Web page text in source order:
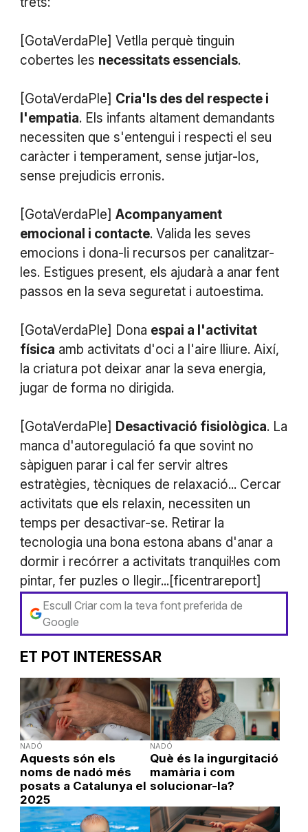
[GotaVerdaPle] Vetlla perquè tinguin
cobertes les necessitats essencials.
[GotaVerdaPle] Cria'ls des del respecte i
l'empatia. Els infants altament demandants
necessiten que s'entengui i respecti el seu
caràcter i temperament, sense jutjar-los,
sense prejudicis erronis.
[GotaVerdaPle] Acompanyament
emocional i contacte. Valida les seves
emocions i dona-li recursos per canalitzar-
les. Estigues present, els ajudarà a anar fent
passos en la seva seguretat i autoestima.
[GotaVerdaPle] Dona espai a l'activitat
física amb activitats d'oci a l'aire lliure. Així,
la criatura pot deixar anar la seva energia,
jugar de forma no dirigida.
[GotaVerdaPle] Desactivació fisiològica. La
manca d'autoregulació fa que sovint no
sàpiguen parar i cal fer servir altres
estratègies, tècniques de relaxació... Cercar
activitats que els relaxin, necessiten un
temps per desactivar-se. Retirar la
tecnologia una bona estona abans d'anar a
dormir i recórrer a activitats tranquil·les com
pintar, fer puzles o llegir...[ficentrareport]
Escull Criar com la teva font preferida de
Google
ET POT INTERESSAR
NADÓ
Aquests són els
noms de nadó més
posats a Catalunya el
2025
NADÓ
Què és la ingurgitació
mamària i com
solucionar-la?